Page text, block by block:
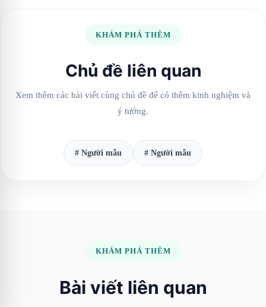
KHÁM PHÁ THÊM
Chủ đề liên quan
Xem thêm các bài viết cùng chủ đề để có thêm kinh nghiệm và
ý tưởng.
# Người mẫu # Người mẫu
KHÁM PHÁ THÊM
Bài viết liên quan